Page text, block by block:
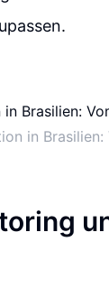
in